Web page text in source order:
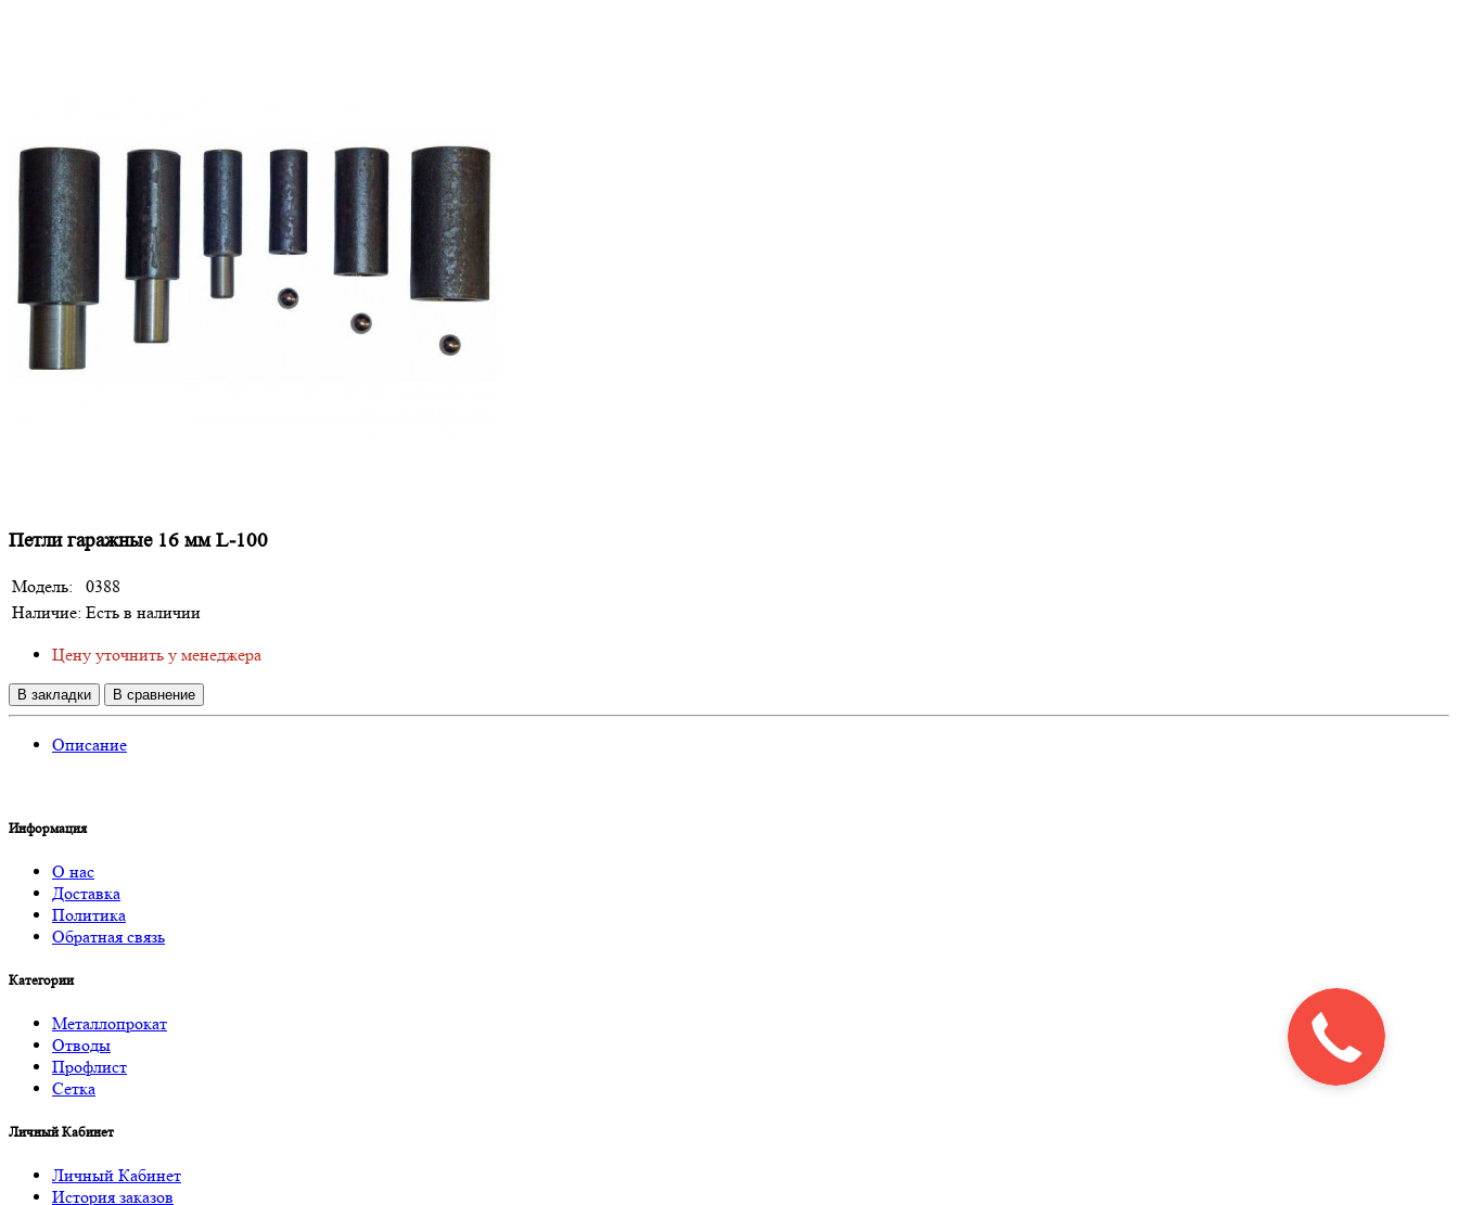
Петли гаражные 16 мм L-100
Модель:
0388
Наличие: Есть в наличии
Цену уточнить у менеджера
В закладки В сравнение
Описание
Информация
О нас
Доставка
Политика
Обратная связь
Категории
Металлопрокат
Отводы
Профлист
Сетка
Личный Кабинет
Личный Кабинет
История заказов